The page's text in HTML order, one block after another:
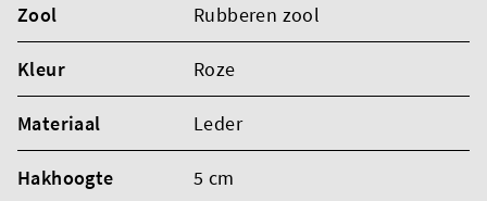
Zool Rubberen zool
Kleur Roze
Materiaal Leder
Hakhoogte 5 cm